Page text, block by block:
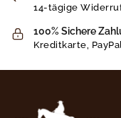
14-tägige
100% Sichere
Kreditkarte,